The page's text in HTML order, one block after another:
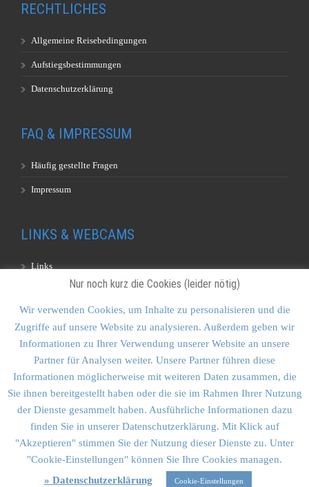
RECHTLICHES
Allgemeine Reisebedingungen
Aufstiegsbestimmungen
Datenschutzerklärung
FAQ & IMPRESSUM
Häufig gestellte Fragen
Impressum
LINKS & WEBCAMS
Links
KONTAKT & SITEMAP
Kontakt
Sitemap
Vulkankultour-BUFF®
Nur noch kurz die Cookies (leider nötig)
Wir verwenden Cookies, um Inhalte zu personalisieren und die
Zugriffe auf unsere Website zu analysieren. Außerdem geben wir
Informationen zu Ihrer Verwendung unserer Website an unsere
Partner für Analysen weiter. Unsere Partner führen diese
Informationen möglicherweise mit weiteren Daten zusammen, die
Sie ihnen bereitgestellt haben oder die sie im Rahmen Ihrer Nutzung
der Dienste gesammelt haben. Ausführliche Informationen dazu
finden Sie in unserer Datenschutzerklärung. Mit Klick auf
"Akzeptieren" stimmen Sie der Nutzung dieser Dienste zu. Unter
"Cookie-Einstellungen" können Sie Ihre Cookies managen.
» Datenschutzerklärung
Cookie-Einstellungen